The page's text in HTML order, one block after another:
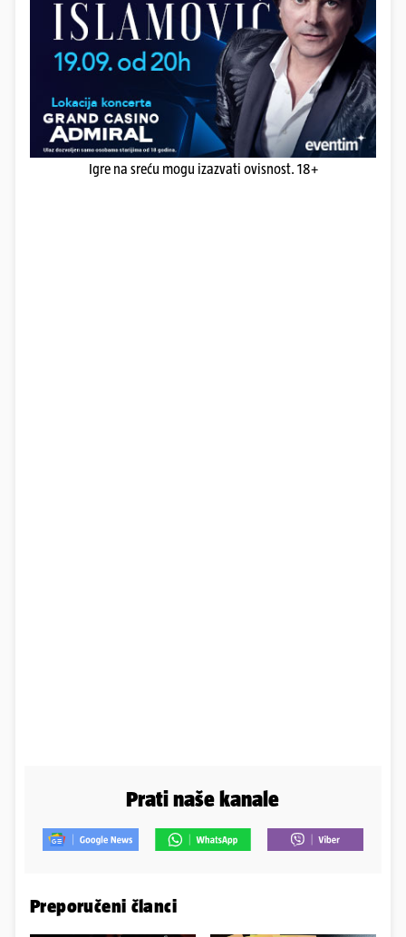
Igre na sreću mogu izazvati ovisnost. 18+
Prati naše kanale
Preporučeni članci